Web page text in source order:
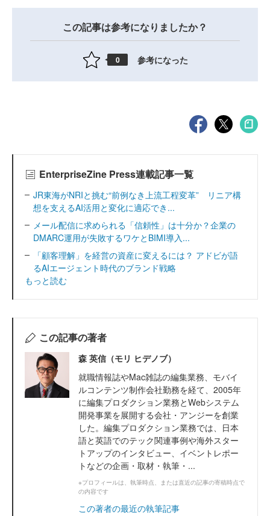
この記事は参考になりましたか？
0 参考になった
EnterpriseZine Press連載記事一覧
JR東海がNRIと挑む“前例なき上流工程変革” リニア構
想を支えるAI活用と変化に適応でき...
メール配信に求められる「信頼性」は十分か？企業の
DMARC運用が失敗するワケとBIMI導入...
「顧客理解」を経営の資産に変えるには？ アドビが語
るAIエージェント時代のブランド戦略
もっと読む
この記事の著者
森 英信（モリ ヒデノブ）
就職情報誌やMac雑誌の編集業務、モバイ
ルコンテンツ制作会社勤務を経て、2005年
に編集プロダクション業務とWebシステム
開発事業を展開する会社・アンジーを創業
した。編集プロダクション業務では、日本
語と英語でのテック関連事例や海外スター
トアップのインタビュー、イベントレポー
トなどの企画・取材・執筆・...
※プロフィールは、執筆時点、または直近の記事の寄稿時点で
の内容です
この著者の最近の執筆記事